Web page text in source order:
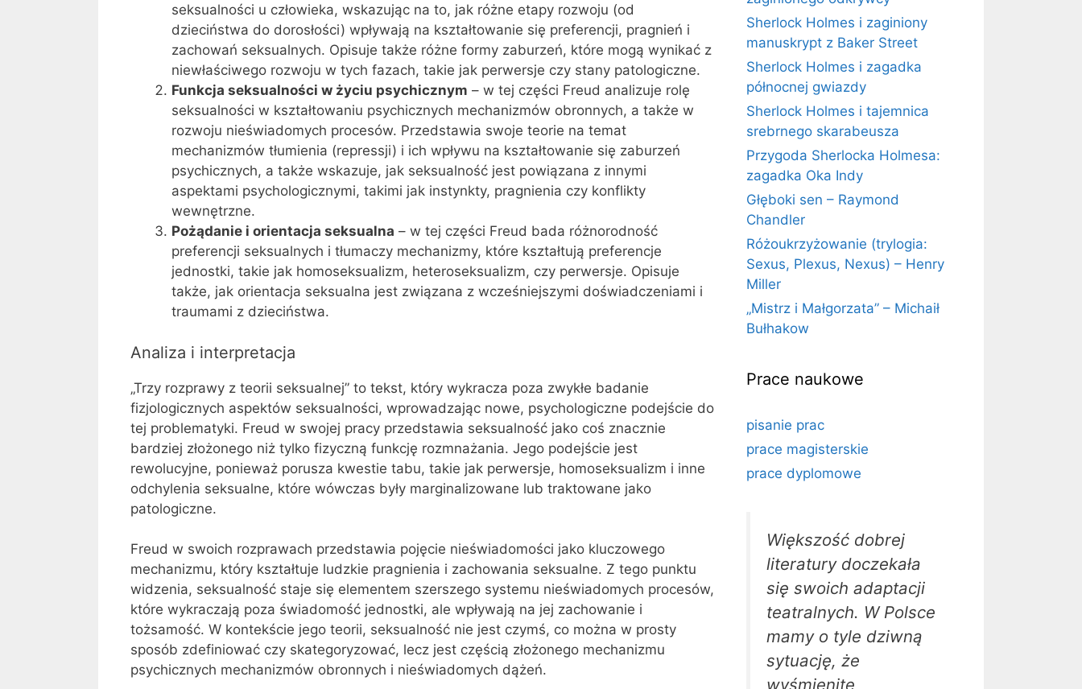
seksualności u człowieka, wskazując na to, jak różne etapy rozwoju (od
dzieciństwa do dorosłości) wpływają na kształtowanie się preferencji, pragnień i
zachowań seksualnych. Opisuje także różne formy zaburzeń, które mogą wynikać z
niewłaściwego rozwoju w tych fazach, takie jak perwersje czy stany patologiczne.
Funkcja seksualności w życiu psychicznym – w tej części Freud analizuje rolę
seksualności w kształtowaniu psychicznych mechanizmów obronnych, a także w
rozwoju nieświadomych procesów. Przedstawia swoje teorie na temat
mechanizmów tłumienia (repressji) i ich wpływu na kształtowanie się zaburzeń
psychicznych, a także wskazuje, jak seksualność jest powiązana z innymi
aspektami psychologicznymi, takimi jak instynkty, pragnienia czy konflikty
wewnętrzne.
Pożądanie i orientacja seksualna – w tej części Freud bada różnorodność
preferencji seksualnych i tłumaczy mechanizmy, które kształtują preferencje
jednostki, takie jak homoseksualizm, heteroseksualizm, czy perwersje. Opisuje
także, jak orientacja seksualna jest związana z wcześniejszymi doświadczeniami i
traumami z dzieciństwa.
Analiza i interpretacja
„Trzy rozprawy z teorii seksualnej” to tekst, który wykracza poza zwykłe badanie
fizjologicznych aspektów seksualności, wprowadzając nowe, psychologiczne podejście do
tej problematyki. Freud w swojej pracy przedstawia seksualność jako coś znacznie
bardziej złożonego niż tylko fizyczną funkcję rozmnażania. Jego podejście jest
rewolucyjne, ponieważ porusza kwestie tabu, takie jak perwersje, homoseksualizm i inne
odchylenia seksualne, które wówczas były marginalizowane lub traktowane jako
patologiczne.
Freud w swoich rozprawach przedstawia pojęcie nieświadomości jako kluczowego
mechanizmu, który kształtuje ludzkie pragnienia i zachowania seksualne. Z tego punktu
widzenia, seksualność staje się elementem szerszego systemu nieświadomych procesów,
które wykraczają poza świadomość jednostki, ale wpływają na jej zachowanie i
tożsamość. W kontekście jego teorii, seksualność nie jest czymś, co można w prosty
sposób zdefiniować czy skategoryzować, lecz jest częścią złożonego mechanizmu
psychicznych mechanizmów obronnych i nieświadomych dążeń.
Sherlock Holmes i zaginiony
manuskrypt z Baker Street
Sherlock Holmes i zagadka
północnej gwiazdy
Sherlock Holmes i tajemnica
srebrnego skarabeusza
Przygoda Sherlocka Holmesa:
zagadka Oka Indy
Głęboki sen – Raymond
Chandler
Różoukrzyżowanie (trylogia:
Sexus, Plexus, Nexus) – Henry
Miller
„Mistrz i Małgorzata” – Michaił
Bułhakow
Prace naukowe
pisanie prac
prace magisterskie
prace dyplomowe
Większość dobrej
literatury doczekała
się swoich adaptacji
teatralnych. W Polsce
mamy o tyle dziwną
sytuację, że
wyśmienite